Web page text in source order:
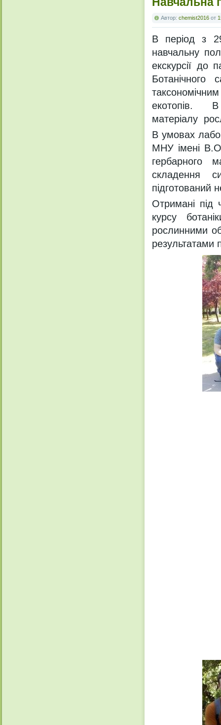
Автор: chemist2016 от
В період з
навчальну
екскурсії до
екотопів. В
матеріалу
В умовах
МНУ імені
гербарного
складення
підготований
Отримані під
курсу
рослинними
результатами